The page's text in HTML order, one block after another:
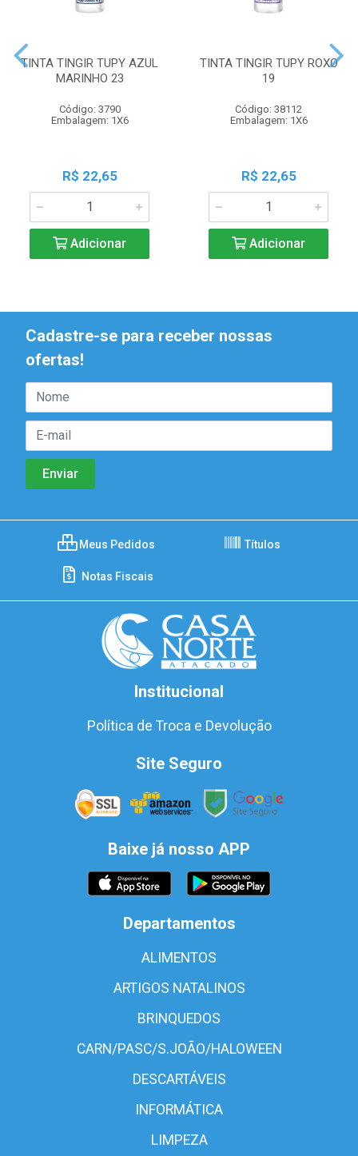
TINTA TINGIR TUPY AZUL
MARINHO 23
Código: 3790
Embalagem: 1X6
R$ 22,65
Adicionar
TINTA TINGIR TUPY ROXO
19
Código: 38112
Embalagem: 1X6
R$ 22,65
Adicionar
Cadastre-se para receber nossas
ofertas!
Meus Pedidos Títulos
Notas Fiscais
Institucional
Política de Troca e Devolução
Site Seguro
Baixe já nosso APP
Departamentos
ALIMENTOS
ARTIGOS NATALINOS
BRINQUEDOS
CARN/PASC/S.JOÃO/HALOWEEN
DESCARTÁVEIS
INFORMÁTICA
LIMPEZA